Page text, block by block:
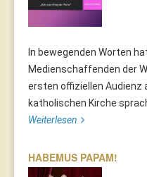
In bewegenden Worten
Medienschaffenden der
ersten offiziellen Audienz
katholischen Kirche
Weiterlesen
HABEMUS PAPAM!